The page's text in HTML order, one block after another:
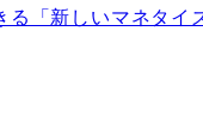
「新しいマネタイ